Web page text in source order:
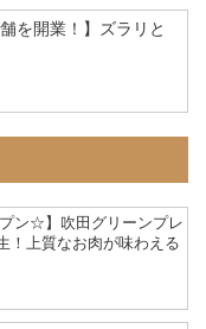
を開業！】ズラリと
ン☆】吹田グリーンプレ
！上質なお肉が味わえる